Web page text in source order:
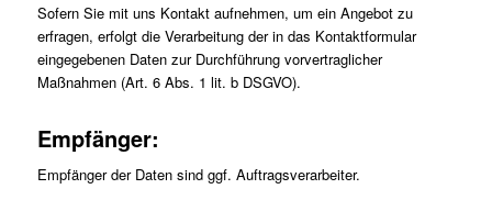
Sofern Sie mit uns Kontakt aufnehmen, um ein Angebot zu
erfragen, erfolgt die Verarbeitung der in das Kontaktformular
eingegebenen Daten zur Durchführung vorvertraglicher
Maßnahmen (Art. 6 Abs. 1 lit. b DSGVO).
Empfänger:
Empfänger der Daten sind ggf. Auftragsverarbeiter.